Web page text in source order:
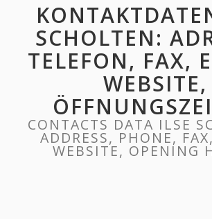
SCHOLTEN:
TELEFON, FAX,
WEBSITE,
CONTACTS DATA ILSE
ADDRESS, PHONE,
WEBSITE, OPENING